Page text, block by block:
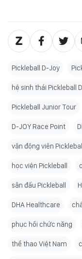
Pickleball D-Joy
hệ sinh thái Pickleball
Pickleball Junior Tour
D-JOY Race Point
vận động viên
học viện Pickleball
sân đấu Pickleball
DHA Healthcare
phục hồi chức năng
thể thao Việt Nam